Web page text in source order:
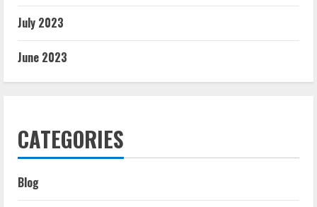
July 2023
June 2023
CATEGORIES
Blog